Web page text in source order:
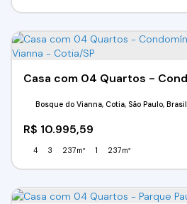
R$ 10.995,59
Bosque do Vianna, Cotia, São Paulo, Brasil
4 3 237m² 1 237m²